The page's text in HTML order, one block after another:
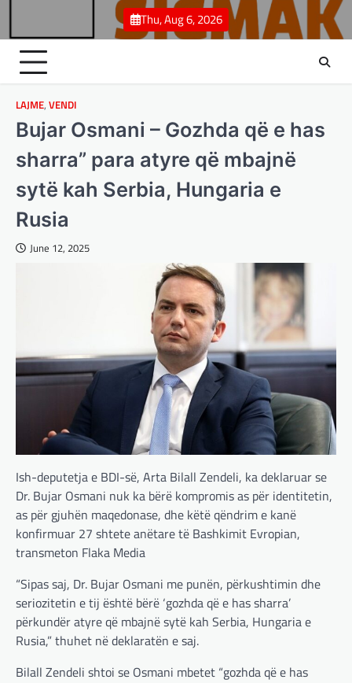
content
Thu, Aug 6, 2026
LAJME, VENDI
Bujar Osmani – Gozhda që e has
sharra” para atyre që mbajnë
sytë kah Serbia, Hungaria e
Rusia
June 12, 2025
Ish-deputetja e BDI-së, Arta Bilall Zendeli, ka deklaruar se
Dr. Bujar Osmani nuk ka bërë kompromis as për identitetin,
as për gjuhën maqedonase, dhe këtë qëndrim e kanë
konfirmuar 27 shtete anëtare të Bashkimit Evropian,
transmeton Flaka Media
“Sipas saj, Dr. Bujar Osmani me punën, përkushtimin dhe
seriozitetin e tij është bërë ‘gozhda që e has sharra’
përkundër atyre që mbajnë sytë kah Serbia, Hungaria e
Rusia,” thuhet në deklaratën e saj.
Bilall Zendeli shtoi se Osmani mbetet “gozhda që e has